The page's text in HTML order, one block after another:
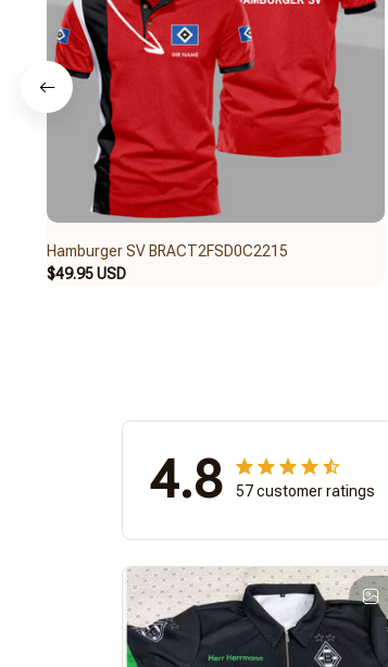
Hamburger SV BRACT2FSD0C2215
$49.95 USD
4.8 57 customer ratings